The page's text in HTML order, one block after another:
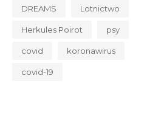
DREAMS Lotnictwo
Herkules Poirot psy
covid koronawirus
covid-19